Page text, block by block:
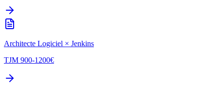
Architecte Logiciel × Jenkins
TJM 900-1200€